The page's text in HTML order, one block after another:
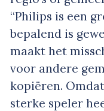
“Philips is een
bepalend is
maakt het
voor andere
kopiëren.
sterke speler